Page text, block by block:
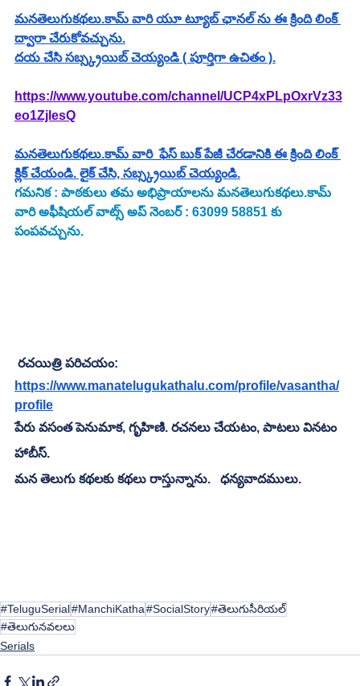
మనతెలుగుకథలు.కామ్ వారి యూ ట్యూబ్ ఛానల్ ను ఈ క్రింది లింక్
ద్వారా చేరుకోవచ్చును.
దయ చేసి సబ్స్క్రయిబ్ చెయ్యండి ( పూర్తిగా ఉచితం ).
https://www.youtube.com/channel/UCP4xPLpOxrVz33
eo1ZjlesQ
మనతెలుగుకథలు.కామ్ వారి  ఫేస్ బుక్ పేజీ చేరడానికి ఈ క్రింది లింక్
క్లిక్ చేయండి. లైక్ చేసి, సబ్స్క్రయిబ్ చెయ్యండి.
గమనిక : పాఠకులు తమ అభిప్రాయాలను మనతెలుగుకథలు.కామ్
వారి అఫీషియల్ వాట్స్ అప్ నెంబర్ : 63099 58851 కు
పంపవచ్చును.
రచయిత్రి పరిచయం:
https://www.manatelugukathalu.com/profile/vasantha/
profile
పేరు వసంత పెనుమాక, గృహిణి. రచనలు చేయటం, పాటలు వినటం
హాబీస్.
మన తెలుగు కథలకు కథలు రాస్తున్నాను.   ధన్యవాదములు.
#TeluguSerial#ManchiKatha#SocialStory#తెలుగుసీరియల్
#తెలుగునవలలు
Serials